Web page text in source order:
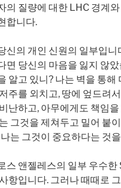
의 질량에 대한 LHC 경계
합니다.
신의 개인 신원의 일부입
면 당신의 마음을 잃지 않
알고 있니? 나는 벽을 통
주를 외치고, 땅에 엎드려
난하고, 아무에게도 책임
그것을 제쳐두고 밀어 붙
는 그것이 중요하다는 것
스 앤젤레스의 일부 우수
항입니다. 그러나 때때로